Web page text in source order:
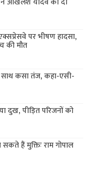
पर भीषण हादसा,
की मौत
कसा तंज, कहा-एसी-
दुख, पीड़ित परिजनों को
हैं मुक्तिः राम गोपाल